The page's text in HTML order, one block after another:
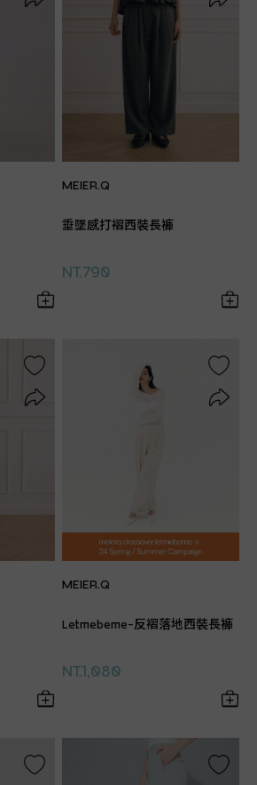
MEIER.Q
垂墜感打褶西裝長褲
NT.790
MEIER.Q
Letmebeme-反褶落地西裝長褲
NT.1,080